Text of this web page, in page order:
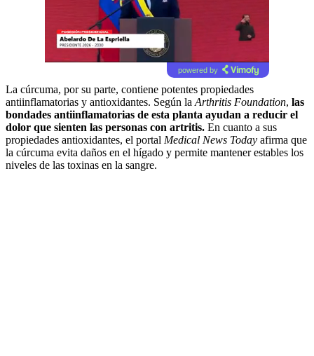
powered by
La cúrcuma, por su parte, contiene potentes propiedades
antiinflamatorias y antioxidantes. Según la Arthritis Foundation, las
bondades antiinflamatorias de esta planta ayudan a reducir el
dolor que sienten las personas con artritis. En cuanto a sus
propiedades antioxidantes, el portal Medical News Today afirma que
la cúrcuma evita daños en el hígado y permite mantener estables los
niveles de las toxinas en la sangre.